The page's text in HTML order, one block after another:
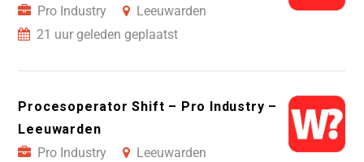
Pro Industry
Leeuwarden
21 uur geleden geplaatst
Procesoperator Shift – Pro Industry –
Leeuwarden
Pro Industry
Leeuwarden